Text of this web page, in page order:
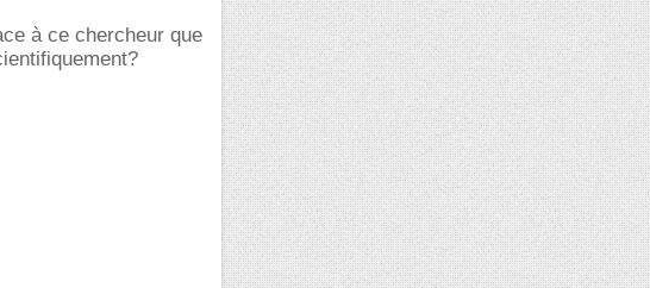
à ce chercheur que